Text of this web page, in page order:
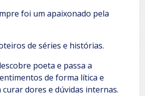
foi um apaixonado pela
de séries e histórias.
poeta e passa a
de forma lítica e
dores e dúvidas internas.